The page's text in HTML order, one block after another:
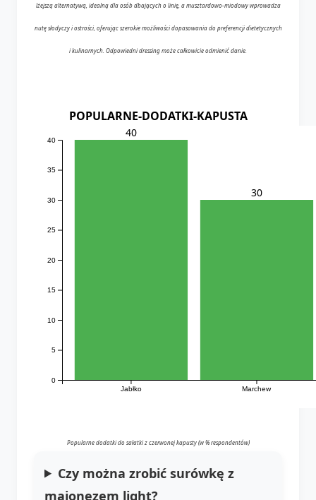
lżejszą alternatywą, idealną dla osób dbających o linię, a musztardowo-miodowy wprowadza
nutę słodyczy i ostrości, oferując szerokie możliwości dopasowania do preferencji dietetycznych
i kulinarnych. Odpowiedni dressing może całkowicie odmienić danie.
POPULARNE-DODATKI-KAPUSTA
Jabłko Marchew
0
5
10
15
20
25
30
35
40
40
30
Popularne dodatki do sałatki z czerwonej kapusty (w % respondentów)
Czy można zrobić surówkę z
majonezem light?